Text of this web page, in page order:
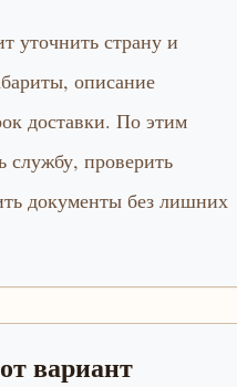
уточнить страну и
описание
доставки. По этим
проверить
документы без лишних
вариант